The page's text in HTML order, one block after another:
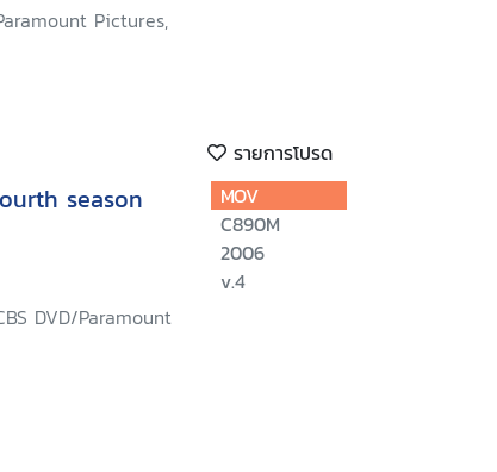
Pictures,
รายการโปรด
season
DVD/Paramount
MOV
C890M
2006
v.4